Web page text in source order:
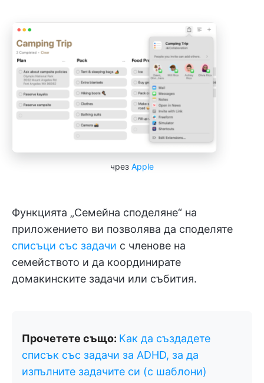
чрез Apple
Функцията „Семейна споделяне“ на
приложението ви позволява да споделяте
списъци със задачи с членове на
семейството и да координирате
домакинските задачи или събития.
Прочетете също: Как да създадете
списък със задачи за ADHD, за да
изпълните задачите си (с шаблони)